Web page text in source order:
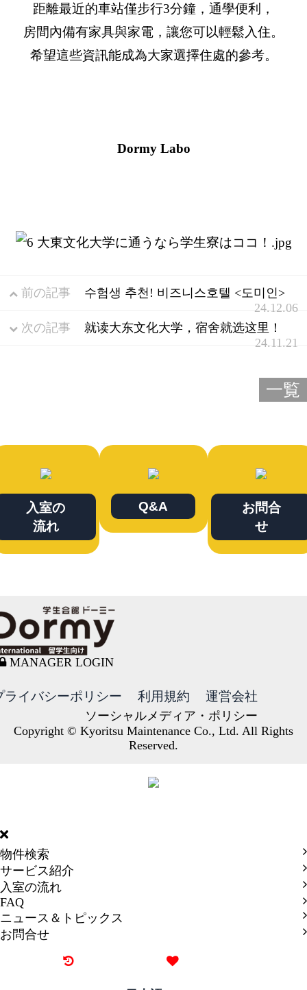
距離最近的車站僅步行3分鐘，通學便利，
房間內備有家具與家電，讓您可以輕鬆入住。
希望這些資訊能成為大家選擇住處的參考。
Dormy Labo
前の記事
수험생 추천! 비즈니스호텔 <도미인>
24.12.06
次の記事
就读大东文化大学，宿舍就选这里！
24.11.21
一覧
入室の
流れ
Q&A
お問合
せ
MANAGER LOGIN
ライバシーポリシー 利用規約 運営会社
ソーシャルメディア・ポリシー
Copyright © Kyoritsu Maintenance Co., Ltd. All Rights
Reserved.
物件検索
サービス紹介
入室の流れ
FAQ
ニュース＆トピックス
お問合せ